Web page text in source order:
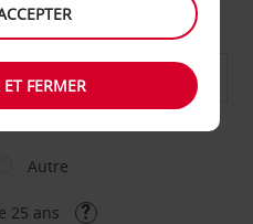
DATE DE RETOUR
Autre
25 ans
ET FERMER